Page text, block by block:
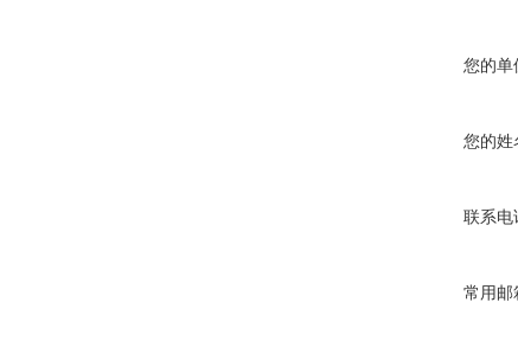
您的单
您的姓
联系电
常用邮